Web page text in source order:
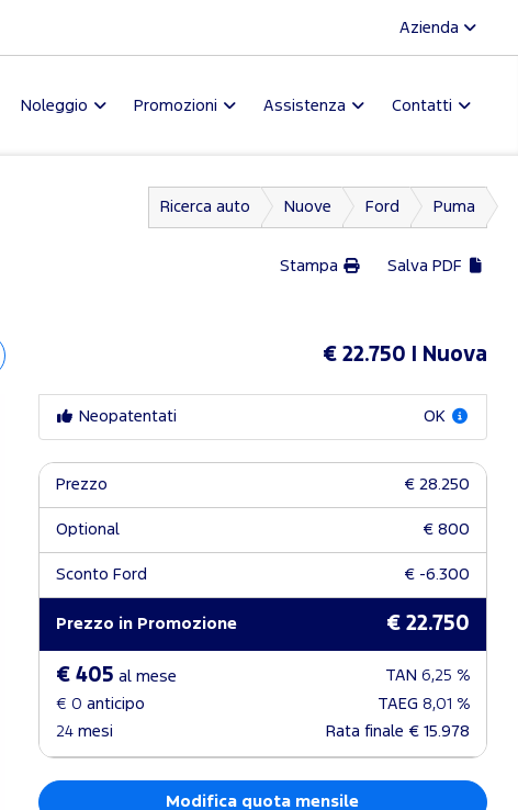
Azienda
Noleggio Promozioni Assistenza Contatti
Ricerca auto Nuove Ford Puma
Stampa Salva PDF
€ 22.750 Nuova
Neopatentati OK
Prezzo € 28.250
Optional € 800
Sconto Ford € -6.300
Prezzo in Promozione € 22.750
€ 405 al mese TAN 6,25 %
€ 0 anticipo TAEG 8,01 %
24mesi Rata finale € 15.978
Modifica quota mensile